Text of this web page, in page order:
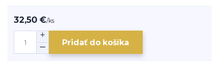
32,50 €/ks
Pridať do košíka